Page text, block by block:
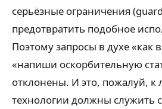
серьёзные ограничения
предотвратить подобное
Поэтому запросы в духе «как
«напиши оскорбительную
отклонены. И это, пожалуй, к
технологии должны служить